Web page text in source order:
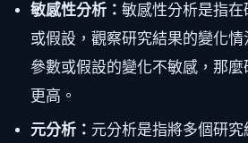
敏感性分析： 敏感性分析是指
或假設，觀察研究結果的變化
參數或假設的變化不敏感，那
更高。
元分析： 元分析是指將多個研究